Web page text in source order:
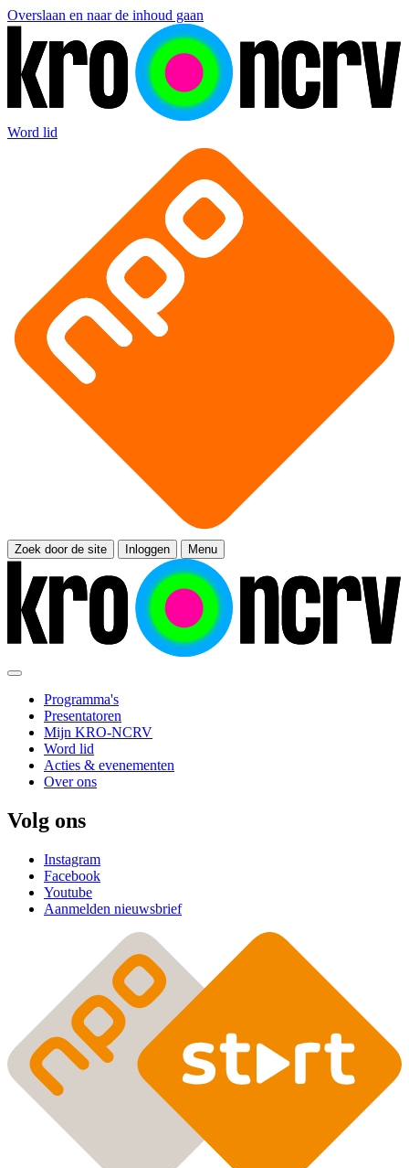
Overslaan en naar de inhoud gaan
Word lid
Zoek door de site Inloggen Menu
Programma's
Presentatoren
Mijn KRO-NCRV
Word lid
Acties & evenementen
Over ons
Volg ons
Instagram
Facebook
Youtube
Aanmelden nieuwsbrief